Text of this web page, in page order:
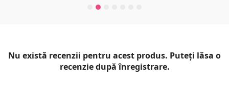
Nu există recenzii pentru acest produs. Puteți lăsa o
recenzie după înregistrare.